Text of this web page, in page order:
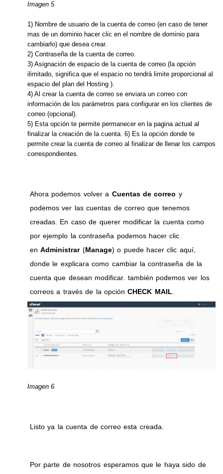
Imagen 5
1) Nombre de usuario de la cuenta de correo (en caso de tener
mas de un dominio hacer clic en el nombre de dominio para
cambiarlo) que desea crear.
2) Contraseña de la cuenta de correo.
3) Asignación de espacio de la cuenta de correo (la opción
ilimitado, significa que el espacio no tendrá limite proporcional al
espacio del plan del Hosting ).
4) Al crear la cuenta de correo se enviara un correo con
información de los parámetros para configurar en los clientes de
correo (opcional).
5) Esta opción te permite permanecer en la pagina actual al
finalizar la creación de la cuenta. 6) Es la opción donde te
permite crear la cuenta de correo al finalizar de llenar los campos
correspondientes.
Ahora podemos volver a Cuentas de correo y
podemos ver las cuentas de correo que tenemos
creadas. En caso de querer modificar la cuenta como
por ejemplo la contraseña podemos hacer clic
enAdministrar(Manage) o puede hacer clic aquí,
donde le explicara como cambiar la contraseña de la
cuenta que desean modificar. también podemos ver los
correos a través de la opciónCHECK MAIL.
Imagen 6
Listo ya la cuenta de correo esta creada.
Por parte de nosotros esperamos que le haya sido de